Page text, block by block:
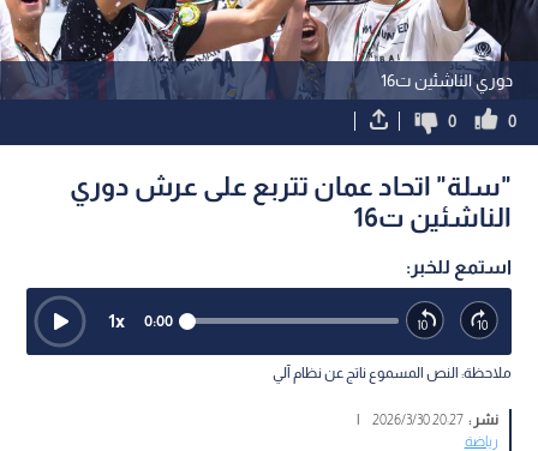
دوري الناشئين ت16
0
0
"سلة" اتحاد عمان تتربع على عرش دوري
الناشئين ت16
استمع للخبر:
0:00
1x
ملاحظة: النص المسموع ناتج عن نظام آلي
نشر :20:27 2026/3/30
|
رياضة